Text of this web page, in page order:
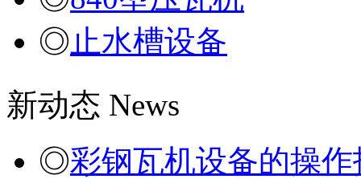
◎ 止水槽设备
新动态 News
◎彩钢瓦机设备的操